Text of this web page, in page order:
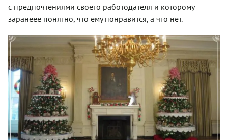
с предпочтениями своего работодателя и которому
заранеее понятно, что ему понравится, а что нет.